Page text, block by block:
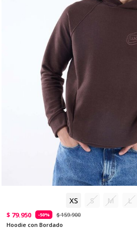
XS S M L
$ 79.950 -50%
$ 159.900
Hoodie con Bordado